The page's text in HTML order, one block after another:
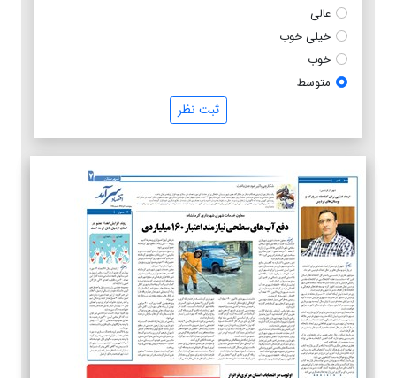
عالی
خیلی خوب
خوب
متوسط
ثبت نظر